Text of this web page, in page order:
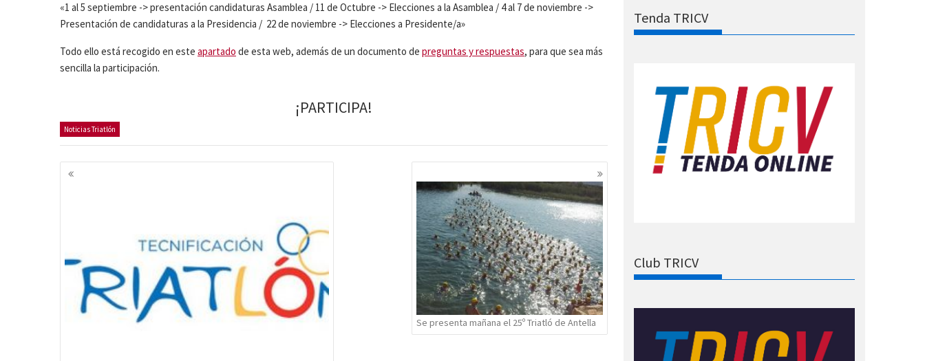
«1 al 5 septiembre -> presentación candidaturas Asamblea / 11 de Octubre -> Elecciones a la Asamblea / 4 al 7 de noviembre ->
Presentación de candidaturas a la Presidencia / 22 de noviembre -> Elecciones a Presidente/a»
Todo ello está recogido en este apartado de esta web, además de un documento de preguntas y respuestas, para que sea más
sencilla la participación.
¡PARTICIPA!
Noticias Triatlón
Navegación
Se presenta mañana el 25º Triatló de Antella
Tenda TRICV
Club TRICV